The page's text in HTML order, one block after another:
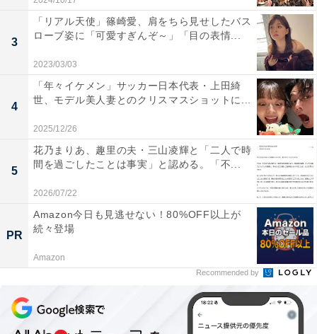
3
「リアル天使」篠崎愛、肩をちら見せしたバス
ローブ姿に「可愛すぎんぞ～」「目の表情...
2023/03/03
4
「年々イケメン」サッカー日本代表・上田綺
世、モデル美人妻とのクリスマスショットに...
2025/12/26
5
花乃まりあ、趣里の夫・三山凌輝と「二人で時
間を過ごしたことは事実」と認める。「不...
2026/07/22
PR
Amazon今日も見逃せない！80%OFF以上が
続々登場
Amazon
Recommended by